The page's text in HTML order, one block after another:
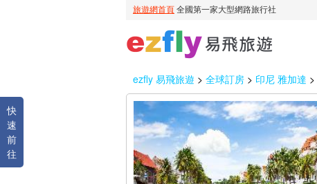
ezfly 易飛旅遊 > 全球訂房 > 印尼 雅加達 >
快
速
前
往